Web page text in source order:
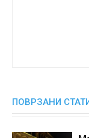
ПОВРЗАНИ